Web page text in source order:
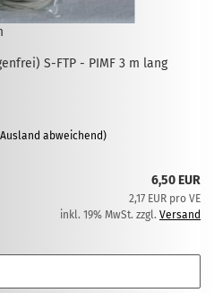
S-FTP - PIMF 3 m lang
abweichend)
6,50 EUR
2,17 EUR pro VE
inkl. 19% MwSt. zzgl. Versand